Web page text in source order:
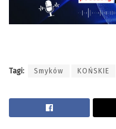
Tagi: Smyków KOŃSKIE